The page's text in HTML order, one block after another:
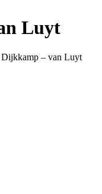
Luyt
– van Luyt